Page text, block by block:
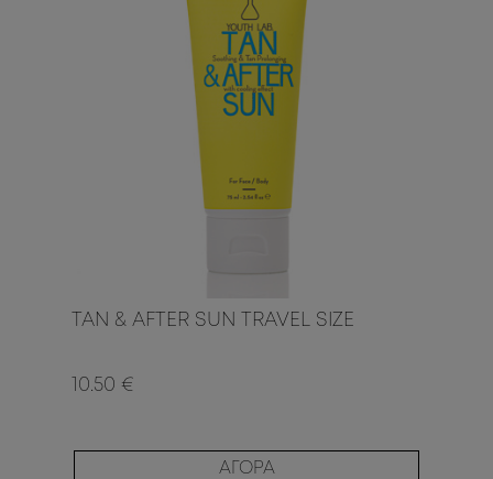
TAN & AFTER SUN TRAVEL SIZE
10.50 €
ΑΓΟΡΑ